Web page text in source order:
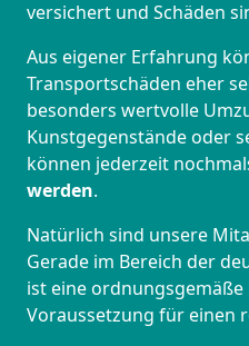
versichert und Schäden
Aus eigener Erfahrung
Transportschäden eher
besonders wertvolle
Kunstgegenstände oder
können jederzeit
werden.
Natürlich sind unsere
Gerade im Bereich der
ist eine
Voraussetzung für einen